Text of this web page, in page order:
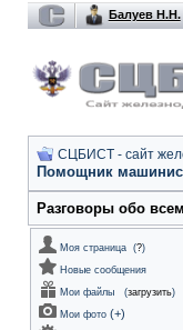
Балуев Н.Н.
СЦБИСТ - сайт
Помощник
Разговоры обо всем
Моя страница (?)
Новые сообщения
Мои файлы
(загрузить)
Мои фото (+)